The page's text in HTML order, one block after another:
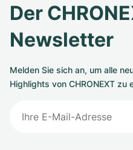
Der
Newsletter
Melden Sie sich an, um alle
Highlights von CHRONEXT zu